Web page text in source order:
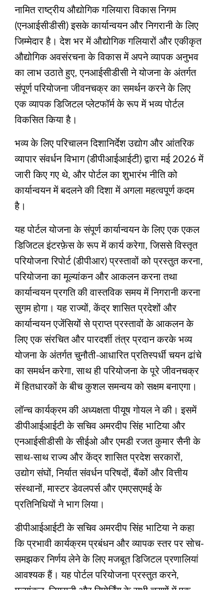
नामित राष्ट्रीय औद्योगिक गलियारा विकास निगम
(एनआईसीडीसी) इसके कार्यान्वयन और निगरानी के लिए
जिम्मेदार है। देश भर में औद्योगिक गलियारों और एकीकृत
औद्योगिक अवसंरचना के विकास में अपने व्यापक अनुभव
का लाभ उठाते हुए, एनआईसीडीसी ने योजना के अंतर्गत
संपूर्ण परियोजना जीवनचक्र का समर्थन करने के लिए
एक व्यापक डिजिटल प्लेटफॉर्म के रूप में भव्य पोर्टल
विकसित किया है।
भव्य के लिए परिचालन दिशानिर्देश उद्योग और आंतरिक
व्यापार संवर्धन विभाग (डीपीआईआईटी) द्वारा मई 2026 में
जारी किए गए थे, और पोर्टल का शुभारंभ नीति को
कार्यान्वयन में बदलने की दिशा में अगला महत्वपूर्ण कदम
है।
यह पोर्टल योजना के संपूर्ण कार्यान्वयन के लिए एक एकल
डिजिटल इंटरफ़ेस के रूप में कार्य करेगा, जिससे विस्तृत
परियोजना रिपोर्ट (डीपीआर) प्रस्तावों को प्रस्तुत करना,
परियोजना का मूल्यांकन और आकलन करना तथा
कार्यान्वयन प्रगति की वास्तविक समय में निगरानी करना
सुगम होगा। यह राज्यों, केंद्र शासित प्रदेशों और
कार्यान्वयन एजेंसियों से प्राप्त प्रस्तावों के आकलन के
लिए एक संरचित और पारदर्शी तंत्र प्रदान करके भव्य
योजना के अंतर्गत चुनौती-आधारित प्रतिस्पर्धी चयन ढांचे
का समर्थन करेगा, साथ ही परियोजना के पूरे जीवनचक्र
में हितधारकों के बीच कुशल समन्वय को सक्षम बनाएगा।
लॉन्च कार्यक्रम की अध्यक्षता पीयूष गोयल ने की। इसमें
डीपीआईआईटी के सचिव अमरदीप सिंह भाटिया और
एनआईसीडीसी के सीईओ और एमडी रजत कुमार सैनी के
साथ-साथ राज्य और केंद्र शासित प्रदेश सरकारों,
उद्योग संघों, निर्यात संवर्धन परिषदों, बैंकों और वित्तीय
संस्थानों, मास्टर डेवलपर्स और एमएसएमई के
प्रतिनिधियों ने भाग लिया।
डीपीआईआईटी के सचिव अमरदीप सिंह भाटिया ने कहा
कि प्रभावी कार्यक्रम प्रबंधन और व्यापक स्तर पर सोच-
समझकर निर्णय लेने के लिए मजबूत डिजिटल प्रणालियां
आवश्यक हैं। यह पोर्टल परियोजना प्रस्तुत करने,